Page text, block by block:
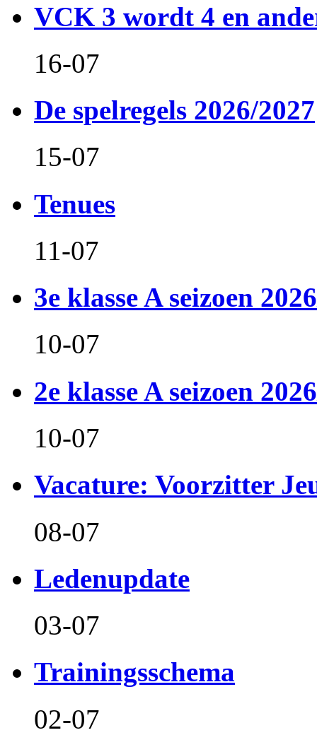
VCK 3 wordt 4 en
16-07
De spelregels 2026/2027
15-07
Tenues
11-07
3e klasse A seizoen
10-07
2e klasse A seizoen
10-07
Vacature: Voorzitter
08-07
Ledenupdate
03-07
Trainingsschema
02-07